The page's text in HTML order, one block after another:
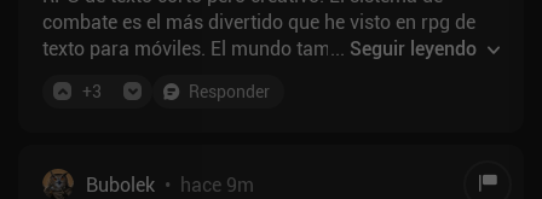
combate es el más divertido que he visto en rpg de
texto para móviles. El mundo también es interesante.
simple, es realmente creativa.
... Seguir leyendo
+3 Responder
Bubolek • hace 9m